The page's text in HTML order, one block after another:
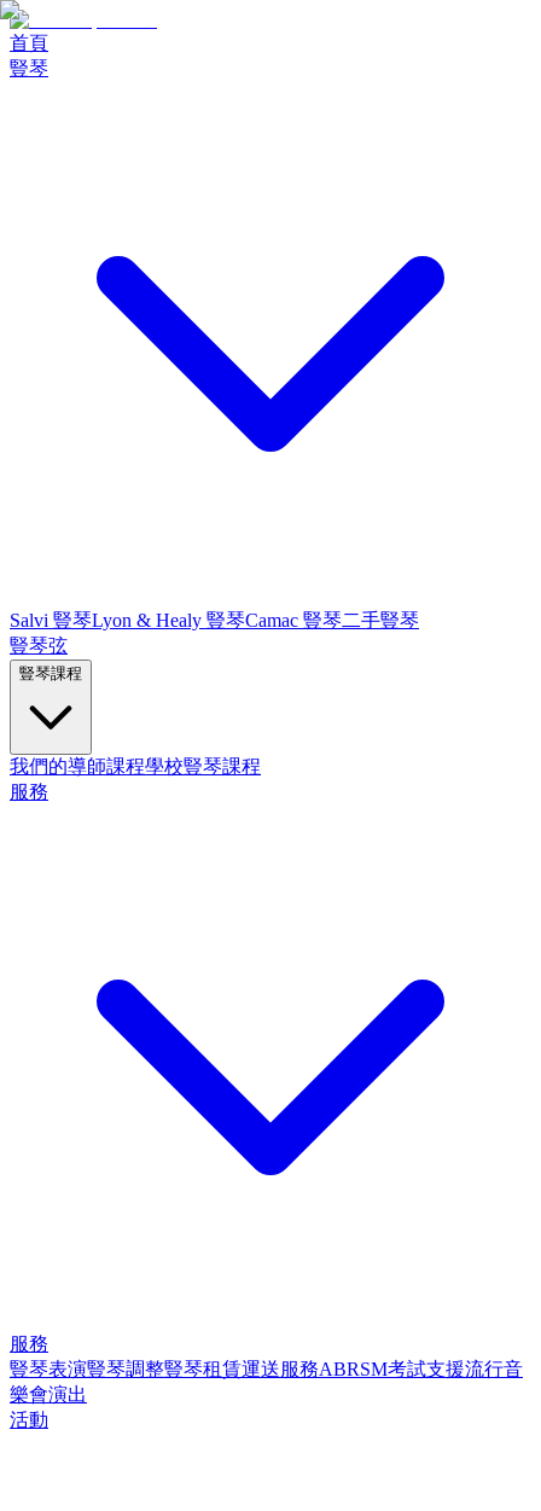
首頁
豎琴
Salvi 豎琴Lyon & Healy 豎琴Camac 豎琴二手豎琴
豎琴弦
豎琴課程
我們的導師課程學校豎琴課程
服務
服務
豎琴表演豎琴調整豎琴租賃運送服務ABRSM考試支援流行音
樂會演出
活動